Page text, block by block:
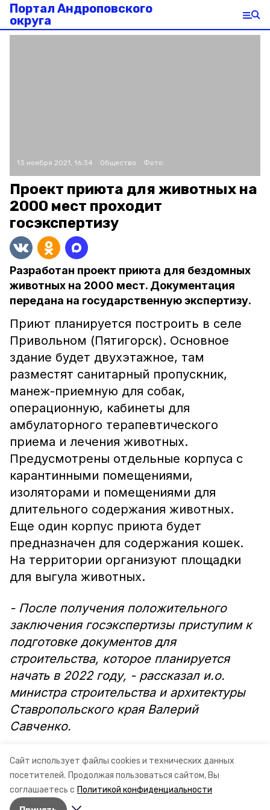
Сайт использует файлы cookies и технических данных
посетителей. Продолжая пользоваться сайтом, Вы
соглашаетесь с Политикой конфиденциальности
Портал Андроповского
округа
13 ноября 2021, 16:34 Общество Фото:
Проект приюта для животных на
2000 мест проходит
госэкспертизу
Разработан проект приюта для бездомных
животных на 2000 мест. Документация
передана на государственную экспертизу.
Приют планируется построить в селе
Привольном (Пятигорск). Основное
здание будет двухэтажное, там
разместят санитарный пропускник,
манеж-приемную для собак,
операционную, кабинеты для
амбулаторного терапевтического
приема и лечения животных.
Предусмотрены отдельные корпуса с
карантинными помещениями,
изоляторами и помещениями для
длительного содержания животных.
Еще один корпус приюта будет
предназначен для содержания кошек.
На территории организуют площадки
для выгула животных.
- После получения положительного
заключения госэкспертизы приступим к
подготовке документов для
строительства, которое планируется
начать в 2022 году, - рассказал и.о.
министра строительства и архитектуры
Ставропольского края Валерий
Савченко.
Средства на реализацию проекта будут
выделены из краевого бюджета.